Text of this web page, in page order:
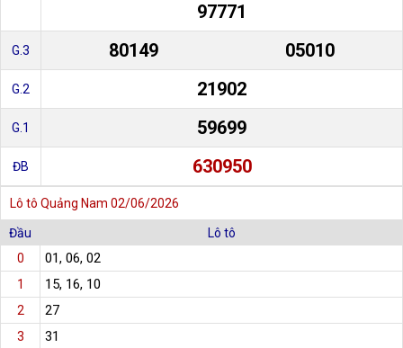
97771
G.3 80149 05010
G.2 21902
G.1 59699
ĐB 630950
Lô tô Quảng Nam 02/06/2026
Đầu
Lô tô
0
01, 06, 02
1 15, 16, 10
2 27
3 31